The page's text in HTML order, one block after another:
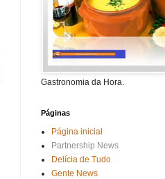
Gastronomia da Hora.
Páginas
Página inicial
Partnership News
Delícia de Tudo
Gente News